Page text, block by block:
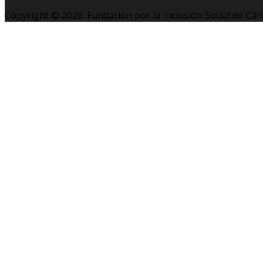
Copyright © 2026. Fundación por la Inclusión Social de